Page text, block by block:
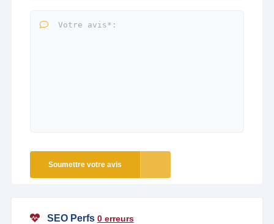
Soumettre votre avis
SEO Perfs 0 erreurs